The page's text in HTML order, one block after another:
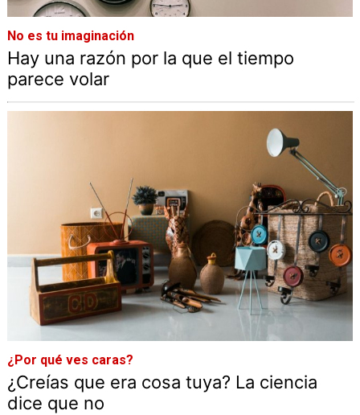
No es tu imaginación
Hay una razón por la que el tiempo
parece volar
¿Por qué ves caras?
¿Creías que era cosa tuya? La ciencia
dice que no